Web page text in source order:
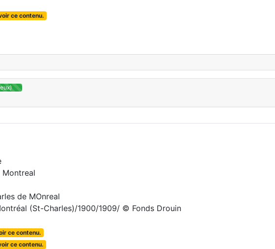
ce contenu.
de MOnreal
(St-Charles)/1900/1909/ © Fonds Drouin
ce contenu.
ce contenu.